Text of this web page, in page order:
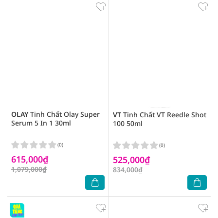
OLAYTinh Chất Olay Super
Serum 5 In 1 30ml
615,000₫
1,079,000₫
(0)
VT Tinh Chất VT Reedle Shot
100 50ml
525,000₫
834,000₫
(0)